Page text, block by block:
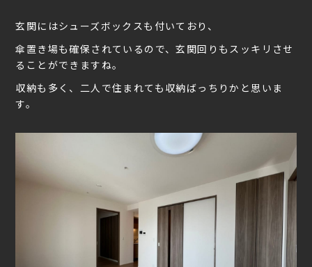
玄関にはシューズボックスも付いており、
傘置き場も確保されているので、玄関回りもスッキリさせ
ることができますね。
収納も多く、二人で住まれても収納ばっちりかと思いま
す。